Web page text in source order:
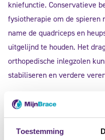
Toestemming
kniefunctie. Conservatieve
fysiotherapie om de spieren
name de quadriceps en
uitgelijnd te houden. Het
orthopedische inlegzolen
stabiliseren en verdere
Medicijnen zoals pijnstillers
helpen om pijn en
corticosteroïden of het